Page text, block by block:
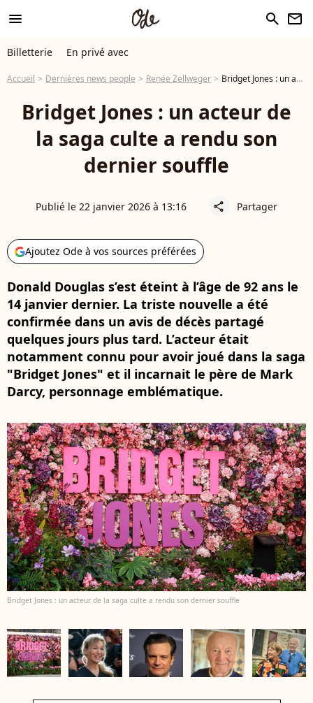
menu search newsletter
Billetterie En privé avec
Accueil Dernières news people Renée Zellweger Bridget Jones : un acteur de la saga culte a rendu son dernier souffle
Bridget Jones : un acteur de
la saga culte a rendu son
dernier souffle
Publié le 22 janvier 2026 à 13:16 share Partager
Ajoutez Ode à vos sources préférées
Donald Douglas s’est éteint à l’âge de 92 ans le
14 janvier dernier. La triste nouvelle a été
confirmée dans un avis de décès partagé
quelques jours plus tard. L’acteur était
notamment connu pour avoir joué dans la saga
"Bridget Jones" et il incarnait le père de Mark
Darcy, personnage emblématique.
Bridget Jones : un acteur de la saga culte a rendu son dernier souffle